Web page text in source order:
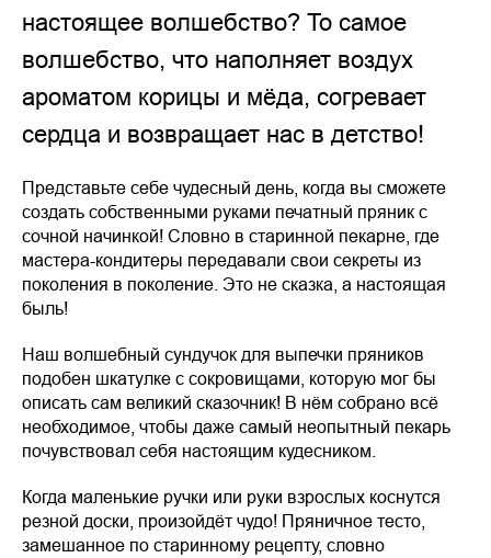
настоящее волшебство? То самое
волшебство, что наполняет воздух
ароматом корицы и мёда, согревает
сердца и возвращает нас в детство!
Представьте себе чудесный день, когда вы сможете
создать собственными руками печатный пряник с
сочной начинкой! Словно в старинной пекарне, где
мастера-кондитеры передавали свои секреты из
поколения в поколение. Это не сказка, а настоящая
быль!
Наш волшебный сундучок для выпечки пряников
подобен шкатулке с сокровищами, которую мог бы
описать сам великий сказочник! В нём собрано всё
необходимое, чтобы даже самый неопытный пекарь
почувствовал себя настоящим кудесником.
Когда маленькие ручки или руки взрослых коснутся
резной доски, произойдёт чудо! Пряничное тесто,
замешанное по старинному рецепту, словно